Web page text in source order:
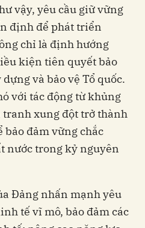
vậy, yêu cầu giữ vững
định để phát triển
chỉ là định hướng
kiện tiên quyết bảo
và bảo vệ Tổ quốc.
với tác động từ khủng
xung đột trở thành
đảm vững chắc
nước trong kỷ nguyên
Đảng nhấn mạnh yêu
tế vĩ mô, bảo đảm các